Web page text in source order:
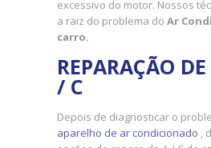
excessivo do motor. Nossos
a raiz do problema do Ar
carro.
REPARAÇÃO
/ C
Depois de diagnosticar o
aparelho de ar condicionado ,